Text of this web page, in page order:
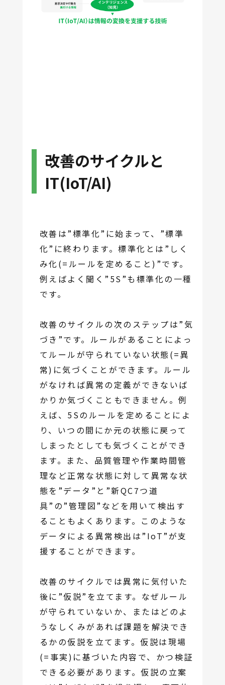
改善のサイクルと
IT(IoT/AI)
改善は”標準化”に始まって、”標準
化”に終わります。標準化とは”しく
み化(=ルールを定めること)”です。
例えばよく聞く”5S”も標準化の一種
です。
改善のサイクルの次のステップは”気
づき”です。ルールがあることによっ
てルールが守られていない状態(=異
常)に気づくことができます。ルール
がなければ異常の定義ができないば
かりか気づくこともできません。例
えば、5Sのルールを定めることによ
り、いつの間にか元の状態に戻って
しまったとしても気づくことができ
ます。また、品質管理や作業時間管
理など正常な状態に対して異常な状
態を”データ”と”新QC7つ道
具”の”管理図”などを用いて検出す
ることもよくあります。このような
データによる異常検出は”IoT”が支
援することができます。
改善のサイクルでは異常に気付いた
後に”仮説”を立てます。なぜルール
が守られていないか、またはどのよ
うなしくみがあれば課題を解決でき
るかの仮説を立てます。仮説は現場
(=事実)に基づいた内容で、かつ検証
できる必要があります。仮説の立案